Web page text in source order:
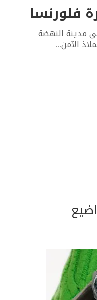
مدينة النهضة
...